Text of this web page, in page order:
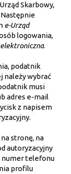
Skarbowy,
e-Urząd
logowania,
.
podatnik
należy wybrać
musi
adres e-mail
z napisem
stronę, na
autoryzacyjny
numer telefonu
profilu